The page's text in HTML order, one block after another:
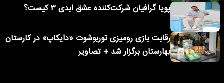
پویا گرافیان شرکت‌کننده عشق ابدی ۳ کیست؟
رقابت بازی رومیزی توربوشوت «دایکاپ» در کارستان
بهارستان برگزار شد + تصاویر